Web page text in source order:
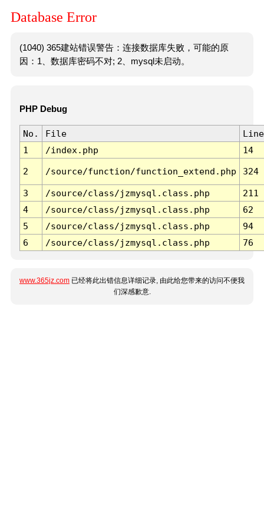
Database Error
(1040) 365建站错误警告：连接数据库失败，可能的原
因：1、数据库密码不对; 2、mysql未启动。
PHP Debug
No. File
Line
1
/index.php 14
2 /source/function/function_extend.php 324
3 /source/class/jzmysql.class.php
211
4
/source/class/jzmysql.class.php
62
5
/source/class/jzmysql.class.php
94
6
/source/class/jzmysql.class.php 76
www.365jz.com 已经将此出错信息详细记录, 由此给您带来的访问不便我
们深感歉意.